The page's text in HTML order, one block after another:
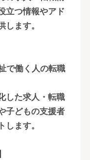
立つ情報やアド
ます。
で働く人の転職
した求人・転職
子どもの支援者
します。